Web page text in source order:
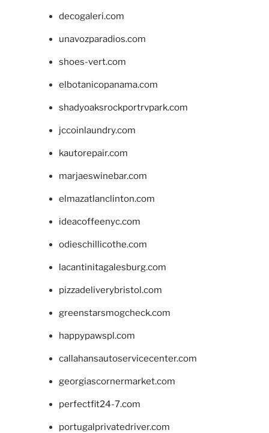
decogaleri.com
unavozparadios.com
shoes-vert.com
elbotanicopanama.com
shadyoaksrockportrvpark.com
jccoinlaundry.com
kautorepair.com
marjaeswinebar.com
elmazatlanclinton.com
ideacoffeenyc.com
odieschillicothe.com
lacantinitagalesburg.com
pizzadeliverybristol.com
greenstarsmogcheck.com
happypawspl.com
callahansautoservicecenter.com
georgiascornermarket.com
perfectfit24-7.com
portugalprivatedriver.com